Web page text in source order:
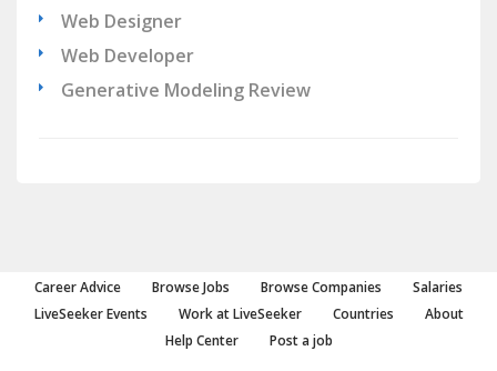
Web Designer
Web Developer
Generative Modeling Review
Career Advice Browse Jobs Browse Companies
Salaries
LiveSeeker Events
Work at LiveSeeker Countries
About
Help Center
Post a job